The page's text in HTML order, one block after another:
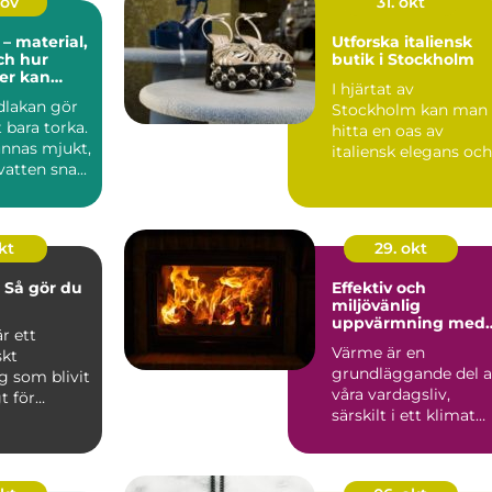
material,
hur
kan
gör
torka.
mjukt,
sna...
Utforska italiensk
butik i Stockholm
I hjärtat av
Stockholm kan man
hitta en oas av
italiensk elegans och
gör du
ett
som blivit
för
29. okt
Effektiv och
miljövänlig
uppvärmning med
pelletsbrännare
Värme är en
grundläggande del
våra vardagsliv,
särskilt i ett klimat